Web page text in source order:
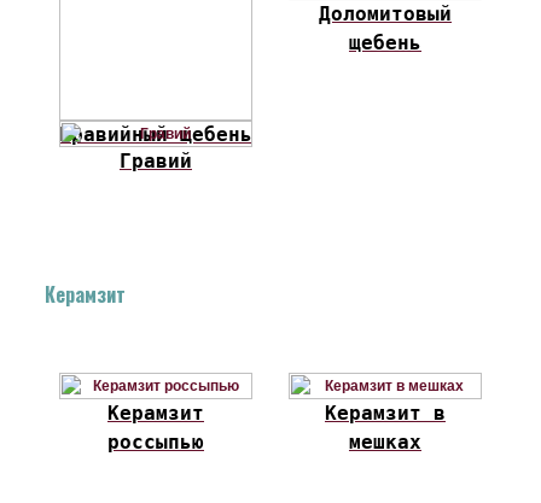
Гравийный щебень
Доломитовый
щебень
Гравий
Керамзит
Керамзит
россыпью
Керамзит в
мешках